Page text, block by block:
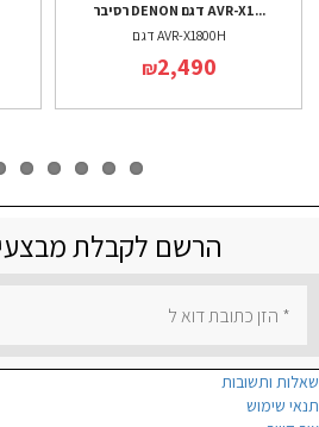
רסיבר DENON דגם AVR-X1...
דגם AVR-X1800H
₪2,490
הרשם לקבלת
שאלות ותשובות
תנאי שימוש